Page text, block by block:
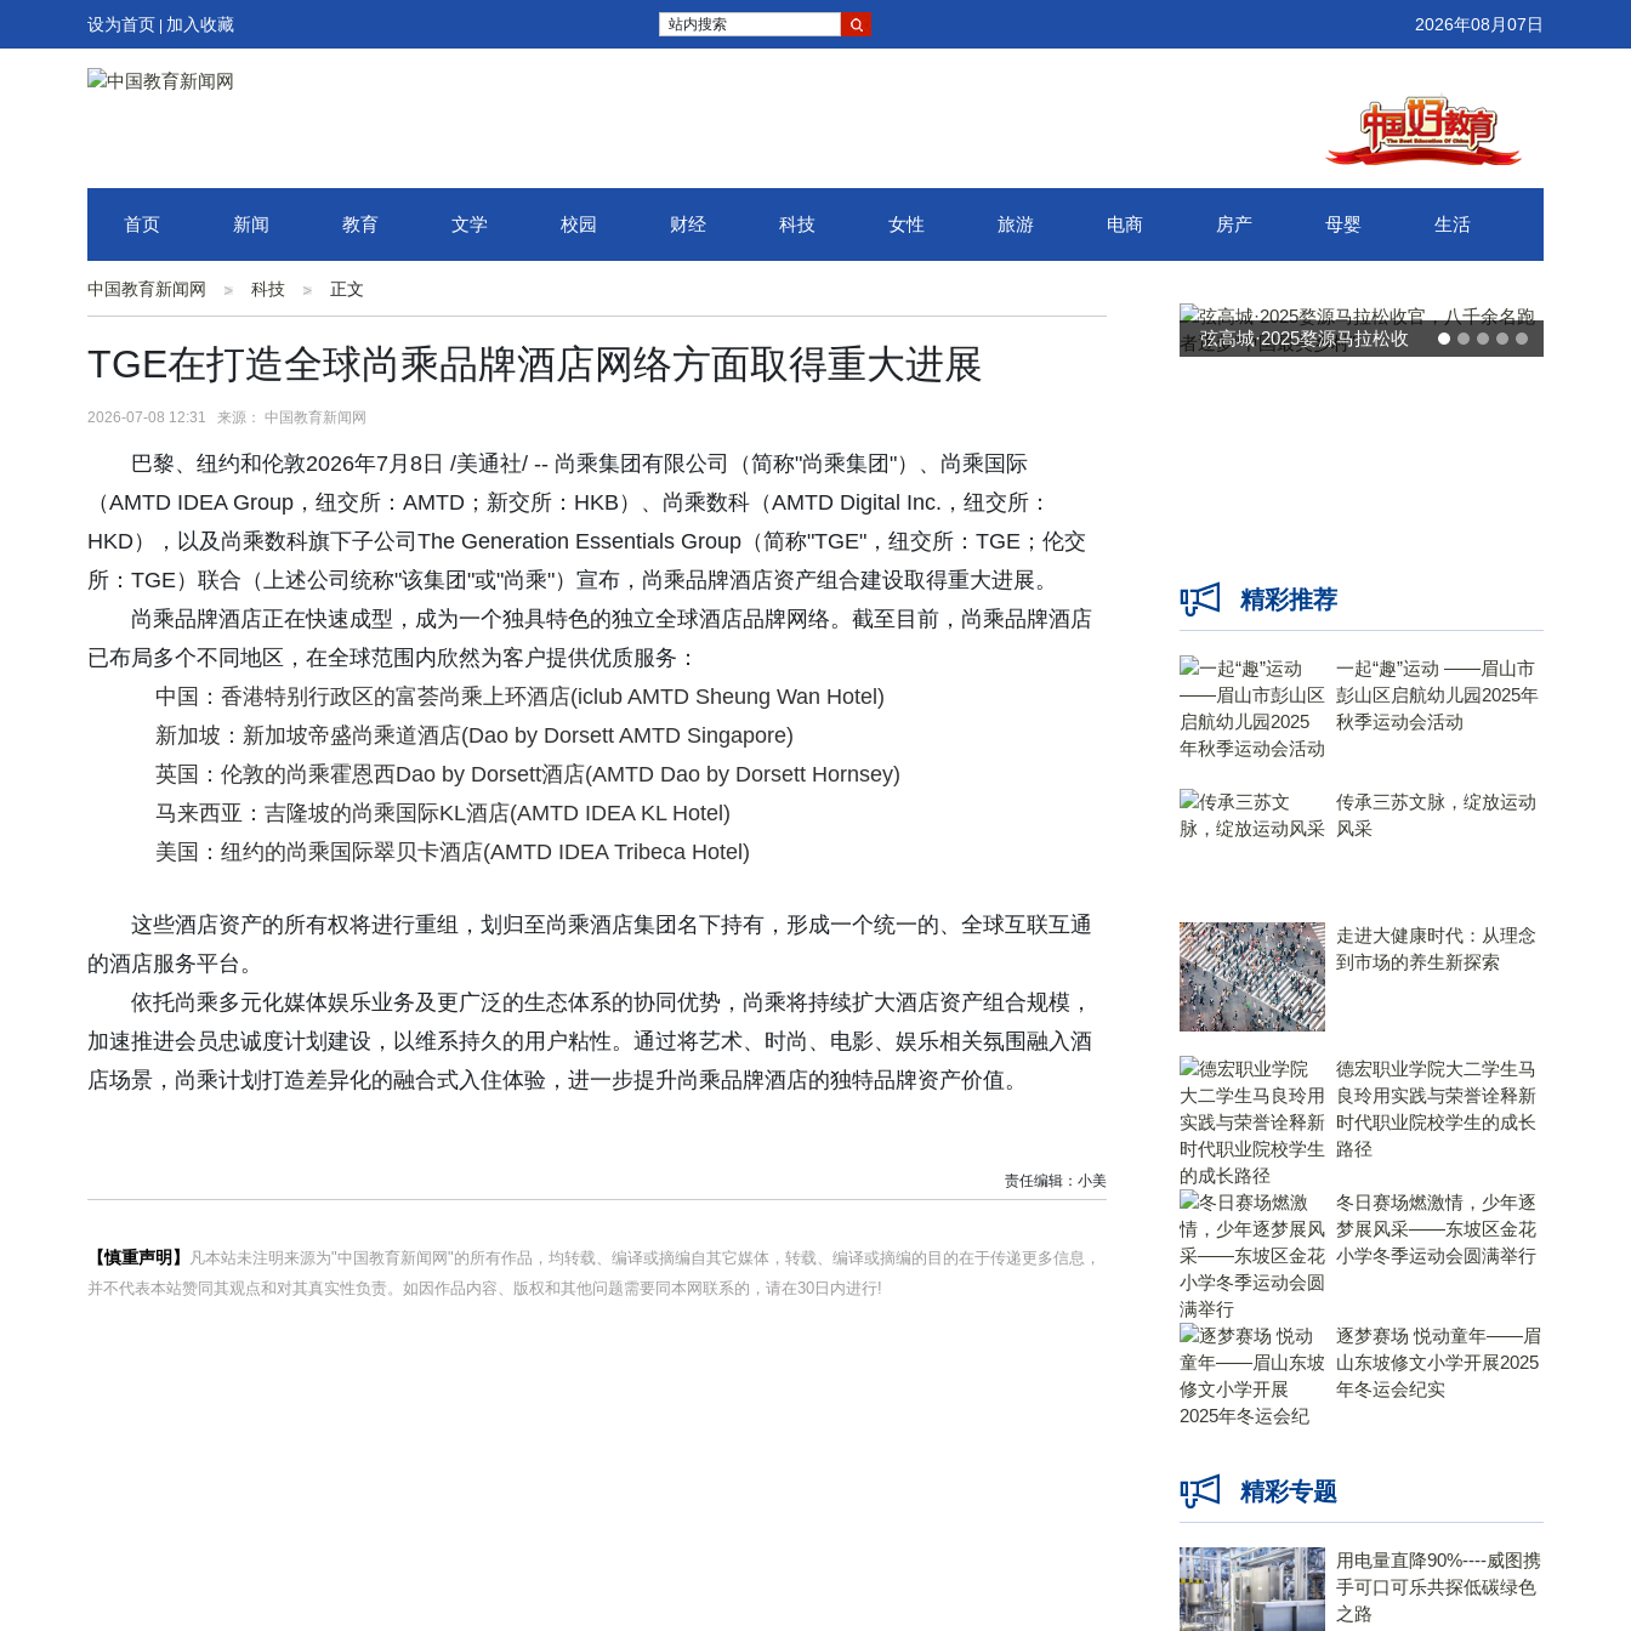
设为首页 加入收藏 站内搜索 2026年08月07日
首页 新闻 教育 文学 校园 财经 科技 女性 旅游 电商 房产 母婴 生活
中国教育新闻网 科技 正文
TGE在打造全球尚乘品牌酒店网络方面取得重大进展
2026-07-08 12:31 来源： 中国教育新闻网
巴黎、纽约和伦敦2026年7月8日 /美通社/ -- 尚乘集团有限公司（简称"尚乘集团"）、尚乘国际
（AMTD IDEA Group，纽交所：AMTD；新交所：HKB）、尚乘数科（AMTD Digital Inc.，纽交所：
HKD），以及尚乘数科旗下子公司The Generation Essentials Group（简称"TGE"，纽交所：TGE；伦交
所：TGE）联合（上述公司统称"该集团"或"尚乘"）宣布，尚乘品牌酒店资产组合建设取得重大进展。
尚乘品牌酒店正在快速成型，成为一个独具特色的独立全球酒店品牌网络。截至目前，尚乘品牌酒店
已布局多个不同地区，在全球范围内欣然为客户提供优质服务：‌
中国：香港特别行政区的富荟尚乘上环酒店(iclub AMTD Sheung Wan Hotel)
新加坡：新加坡帝盛尚乘道酒店(Dao by Dorsett AMTD Singapore)
英国：伦敦的尚乘霍恩西Dao by Dorsett酒店(AMTD Dao by Dorsett Hornsey)
马来西亚：吉隆坡的尚乘国际KL酒店(AMTD IDEA KL Hotel)
美国：纽约的尚乘国际翠贝卡酒店(AMTD IDEA Tribeca Hotel)
这些酒店资产的所有权将进行重组，划归至尚乘酒店集团名下持有，形成一个统一的、全球互联互通
的酒店服务平台。
依托尚乘多元化媒体娱乐业务及更广泛的生态体系的协同优势，尚乘将持续扩大酒店资产组合规模，
加速推进会员忠诚度计划建设，以维系持久的用户粘性。通过将艺术、时尚、电影、娱乐相关氛围融入酒
店场景，尚乘计划打造差异化的融合式入住体验，进一步提升尚乘品牌酒店的独特品牌资产价值。
责任编辑：小美
【慎重声明】
凡本站未注明来源为"中国教育新闻网"的所有作品，均转载、编译或摘编自其它媒体，转载、编译或摘编的目的在于传递更多信息，
并不代表本站赞同其观点和对其真实性负责。如因作品内容、版权和其他问题需要同本网联系的，请在30日内进行!
弦高城·2025婺源马拉松收
精彩推荐
一起“趣”运动 ——眉山市
彭山区启航幼儿园2025年
秋季运动会活动
传承三苏文脉，绽放运动
风采
走进大健康时代：从理念
到市场的养生新探索
德宏职业学院大二学生马
良玲用实践与荣誉诠释新
时代职业院校学生的成长
路径
冬日赛场燃激情，少年逐
梦展风采——东坡区金花
小学冬季运动会圆满举行
逐梦赛场 悦动童年——眉
山东坡修文小学开展2025
年冬运会纪实
精彩专题
用电量直降90%----威图携
手可口可乐共探低碳绿色
之路